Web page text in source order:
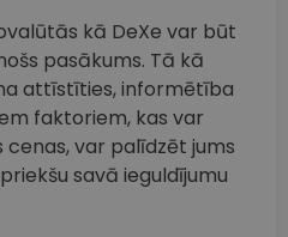
kā DeXe var būt
pasākums. Tā kā
attīstīties, informētība
faktoriem, kas var
var palīdzēt jums
savā ieguldījumu